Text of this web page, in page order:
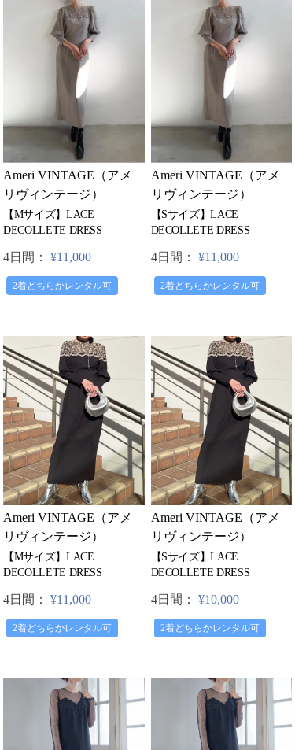
Ameri VINTAGE（アメ
リヴィンテージ）
【Mサイズ】LACE
DECOLLETE DRESS
4日間： ¥11,000
2着どちらかレンタル可
Ameri VINTAGE（アメ
リヴィンテージ）
【Sサイズ】LACE
DECOLLETE DRESS
4日間： ¥11,000
2着どちらかレンタル可
Ameri VINTAGE（アメ
リヴィンテージ）
【Mサイズ】LACE
DECOLLETE DRESS
4日間： ¥11,000
2着どちらかレンタル可
Ameri VINTAGE（アメ
リヴィンテージ）
【Sサイズ】LACE
DECOLLETE DRESS
4日間： ¥10,000
2着どちらかレンタル可